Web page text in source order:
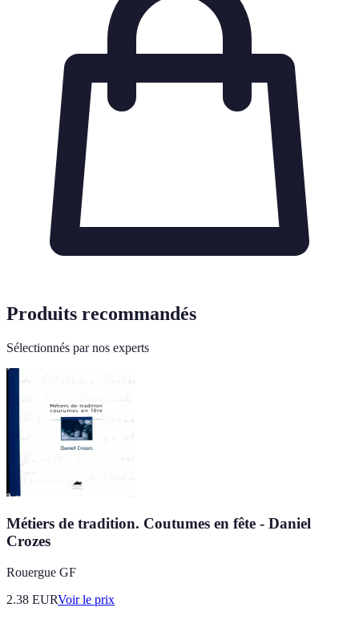
Produits recommandés
Sélectionnés par nos experts
Métiers de tradition. Coutumes en fête - Daniel
Crozes
Rouergue GF
2.38 EURVoir le prix